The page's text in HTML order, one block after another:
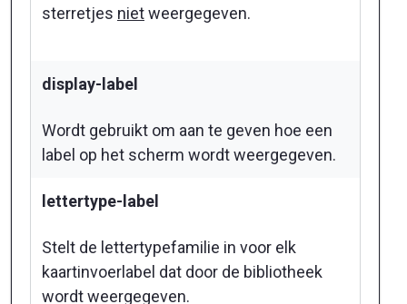
sterretjes nietweergegeven.
display-label
Wordt gebruikt om aan te geven hoe een
label op het scherm wordt weergegeven.
lettertype-label
Stelt de lettertypefamilie in voor elk
kaartinvoerlabel dat door de bibliotheek
wordt weergegeven.